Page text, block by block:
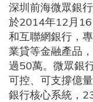
深圳前海微眾銀
於2014年12月16
和互聯網銀行，
業貸等金融產品
過50萬。微眾銀
可控、可支撐億
銀行核心系統，